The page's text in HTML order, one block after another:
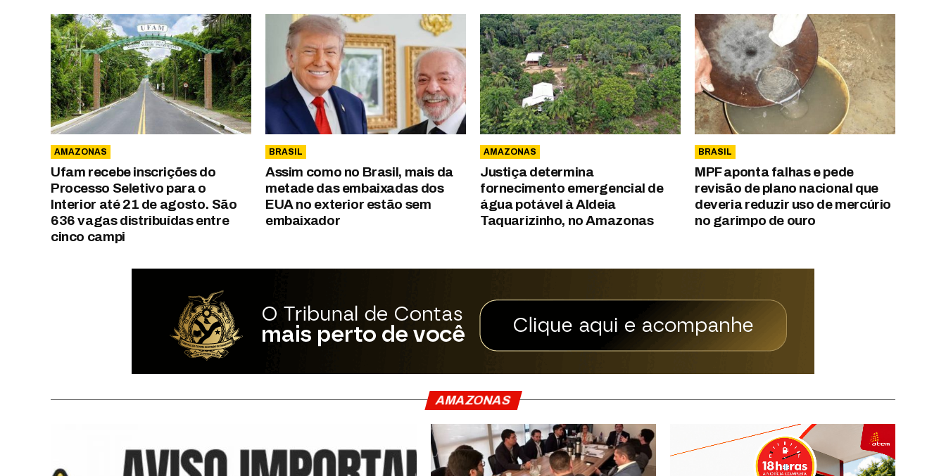
AMAZONAS
Ufam recebe inscrições do
Processo Seletivo para o
Interior até 21 de agosto. São
636 vagas distribuídas entre
cinco campi
BRASIL
Assim como no Brasil, mais da
metade das embaixadas dos
EUA no exterior estão sem
embaixador
AMAZONAS
Justiça determina
fornecimento emergencial de
água potável à Aldeia
Taquarizinho, no Amazonas
BRASIL
MPF aponta falhas e pede
revisão de plano nacional que
deveria reduzir uso de mercúrio
no garimpo de ouro
AMAZONAS